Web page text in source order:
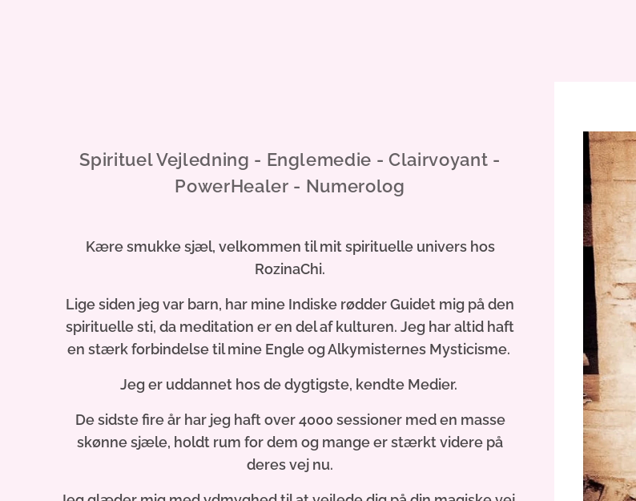
Spirituel Vejledning - Englemedie - Clairvoyant -
PowerHealer - Numerolog
Kære smukke sjæl, velkommen til mit spirituelle univers hos
RozinaChi.
Lige siden jeg var barn, har mine Indiske rødder Guidet mig på den
spirituelle sti, da meditation er en del af kulturen. Jeg har altid haft
en stærk forbindelse til mine Engle og Alkymisternes Mysticisme.
Jeg er uddannet hos de dygtigste, kendte Medier.
De sidste fire år har jeg haft over 4000 sessioner med en masse
skønne sjæle, holdt rum for dem og mange er stærktvidere på
deres vej nu.